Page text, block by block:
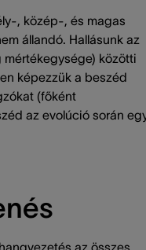
, közép-, és magas
állandó. Hallásunk az
közötti
képezzük a beszéd
(főként
az evolúció során
az összes